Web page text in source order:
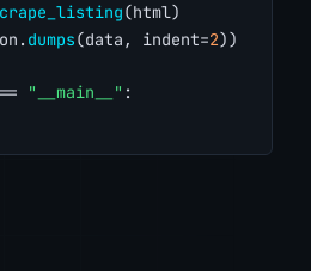
(html)
dumps(data, indent=2))
"__main__" :